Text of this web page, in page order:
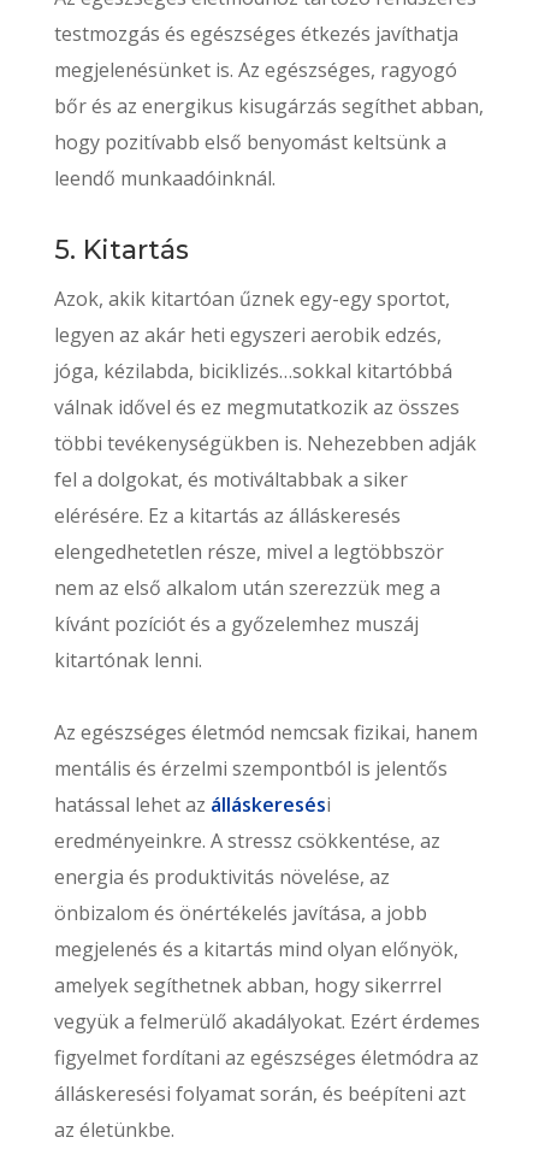
testmozgás és egészséges étkezés javíthatja
megjelenésünket is. Az egészséges, ragyogó
bőr és az energikus kisugárzás segíthet abban,
hogy pozitívabb első benyomást keltsünk a
leendő munkaadóinknál.
5. Kitartás
Azok, akik kitartóan űznek egy-egy sportot,
legyen az akár heti egyszeri aerobik edzés,
jóga, kézilabda, biciklizés…sokkal kitartóbbá
válnak idővel és ez megmutatkozik az összes
többi tevékenységükben is. Nehezebben adják
fel a dolgokat, és motiváltabbak a siker
elérésére. Ez a kitartás az álláskeresés
elengedhetetlen része, mivel a legtöbbször
nem az első alkalom után szerezzük meg a
kívánt pozíciót és a győzelemhez muszáj
kitartónak lenni.
Az egészséges életmód nemcsak fizikai, hanem
mentális és érzelmi szempontból is jelentős
hatással lehet az álláskeresési
eredményeinkre. A stressz csökkentése, az
energia és produktivitás növelése, az
önbizalom és önértékelés javítása, a jobb
megjelenés és a kitartás mind olyan előnyök,
amelyek segíthetnek abban, hogy sikerrrel
vegyük a felmerülő akadályokat. Ezért érdemes
figyelmet fordítani az egészséges életmódra az
álláskeresési folyamat során, és beépíteni azt
az életünkbe.